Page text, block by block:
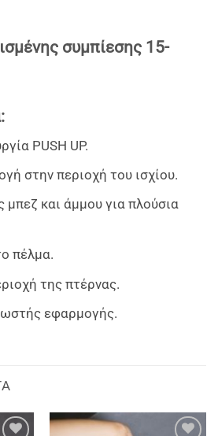
συμπίεσης 15-
:
PUSH UP.
στην περιοχή του ισχίου.
και άμμου για πλούσια
πέλμα.
της πτέρνας.
εφαρμογής.